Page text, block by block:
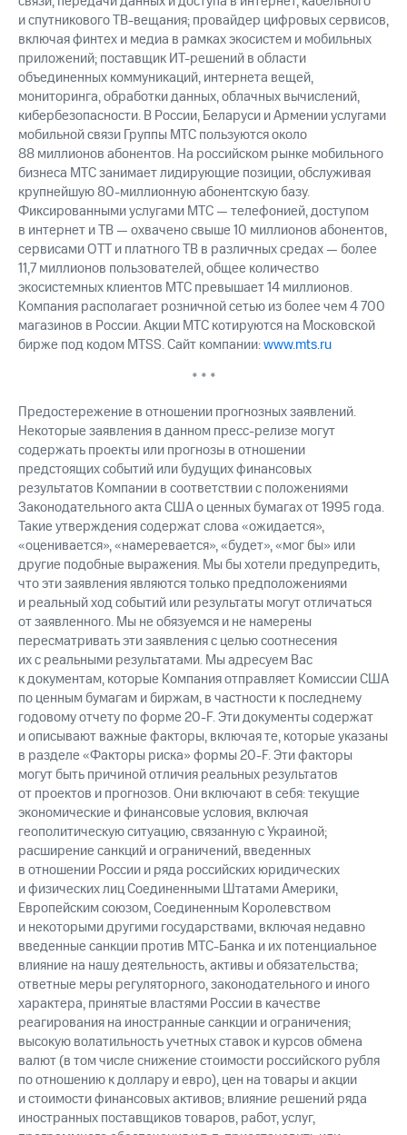
и спутникового ТВ-вещания; провайдер цифровых сервисов,
включая финтех и медиа в рамках экосистем и мобильных
приложений; поставщик ИТ-решений в области
объединенных коммуникаций, интернета вещей,
мониторинга, обработки данных, облачных вычислений,
кибербезопасности. В России, Беларуси и Армении услугами
мобильной связи Группы МТС пользуются около
88 миллионов абонентов. На российском рынке мобильного
бизнеса МТС занимает лидирующие позиции, обслуживая
крупнейшую 80-миллионную абонентскую базу.
Фиксированными услугами МТС — телефонией, доступом
в интернет и ТВ — охвачено свыше 10 миллионов абонентов,
сервисами OTT и платного ТВ в различных средах — более
11,7 миллионов пользователей, общее количество
экосистемных клиентов МТС превышает 14 миллионов.
Компания располагает розничной сетью из более чем 4 700
магазинов в России. Акции МТС котируются на Московской
бирже под кодом MTSS. Сайт компании:www.mts.ru
* * *
Предостережение в отношении прогнозных заявлений.
Некоторые заявления в данном пресс-релизе могут
содержать проекты или прогнозы в отношении
предстоящих событий или будущих финансовых
результатов Компании в соответствии с положениями
Законодательного акта США о ценных бумагах от 1995 года.
Такие утверждения содержат слова «ожидается»,
«оценивается», «намеревается», «будет», «мог бы» или
другие подобные выражения. Мы бы хотели предупредить,
что эти заявления являются только предположениями
и реальный ход событий или результаты могут отличаться
от заявленного. Мы не обязуемся и не намерены
пересматривать эти заявления с целью соотнесения
их с реальными результатами. Мы адресуем Вас
к документам, которые Компания отправляет Комиссии США
по ценным бумагам и биржам, в частности к последнему
годовому отчету по форме 20-F. Эти документы содержат
и описывают важные факторы, включая те, которые указаны
в разделе «Факторы риска» формы 20-F. Эти факторы
могут быть причиной отличия реальных результатов
от проектов и прогнозов. Они включают в себя: текущие
экономические и финансовые условия, включая
геополитическую ситуацию, связанную с Украиной;
расширение санкций и ограничений, введенных
в отношении России и ряда российских юридических
и физических лиц Соединенными Штатами Америки,
Европейским союзом, Соединенным Королевством
и некоторыми другими государствами, включая недавно
введенные санкции против МТС-Банка и их потенциальное
влияние на нашу деятельность, активы и обязательства;
ответные меры регуляторного, законодательного и иного
характера, принятые властями России в качестве
реагирования на иностранные санкции и ограничения;
высокую волатильность учетных ставок и курсов обмена
валют (в том числе снижение стоимости российского рубля
по отношению к доллару и евро), цен на товары и акции
и стоимости финансовых активов; влияние решений ряда
иностранных поставщиков товаров, работ, услуг,